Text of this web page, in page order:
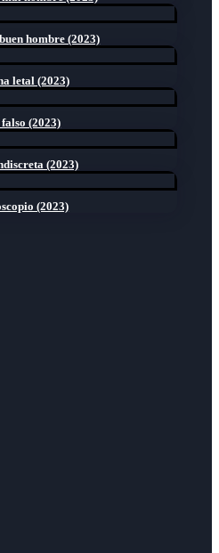
hombre (2023)
letal (2023)
(2023)
(2023)
(2023)